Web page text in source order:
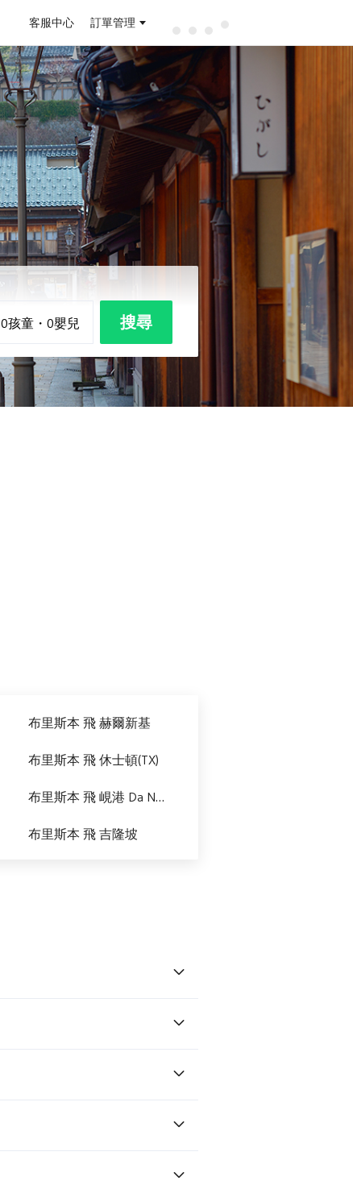
客服中心 訂單管理
0孩童 ・ 0嬰兒 搜尋
布里斯本 飛 赫爾新基
布里斯本 飛 休士頓(TX)
布里斯本 飛 峴港 Da Nang
布里斯本 飛 吉隆坡